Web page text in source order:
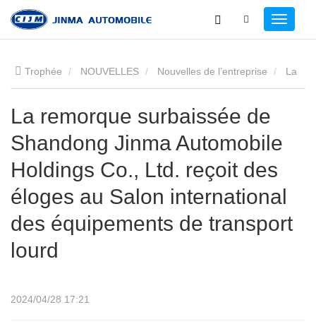
Trophée NOUVELLES Nouvelles de l’entreprise
remorque surbaissée de Shandong Jinma Automobile Holdings
Co., Ltd. reçoit des éloges au Salon international des
équipements de transport lourd
La remorque surbaissée de
Shandong Jinma Automobile
Holdings Co., Ltd. reçoit des
éloges au Salon international
des équipements de transport
lourd
2024/04/28 17:21